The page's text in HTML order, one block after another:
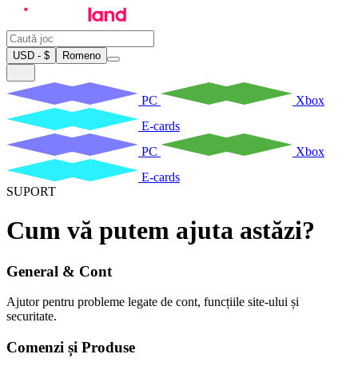
USD - $ Romeno
PC
Xbox
E-cards
PC
Xbox
E-cards
SUPORT
Cum vă putem ajuta astăzi?
General & Cont
Ajutor pentru probleme legate de cont, funcțiile site-ului și
securitate.
Comenzi și Produse